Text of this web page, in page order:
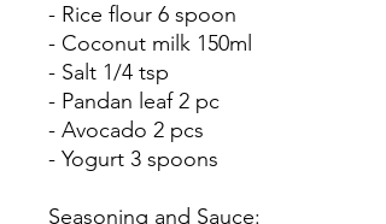
- Rice flour 6 spoon
- Coconut milk 150ml
- Salt 1/4 tsp
- Pandan leaf 2 pc
- Avocado 2 pcs
- Yogurt 3 spoons
Seasoning and Sauce: